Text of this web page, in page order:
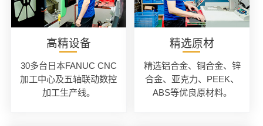
高精设备
30多台日本FANUC CNC
加工中心及五轴联动数控
加工生产线。
精选原材
精选铝合金、铜合金、锌
合金、亚克力、PEEK、
ABS等优良原材料。